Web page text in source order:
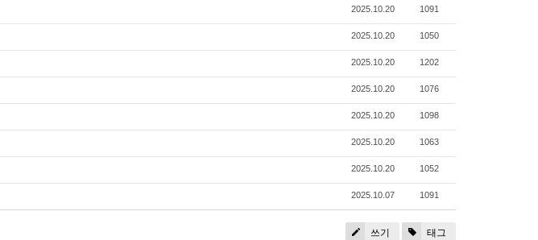
2025.10.20 1091
2025.10.20 1050
2025.10.20 1202
2025.10.20 1076
2025.10.20 1098
2025.10.20 1063
2025.10.20 1052
2025.10.07 1091
쓰기 태그